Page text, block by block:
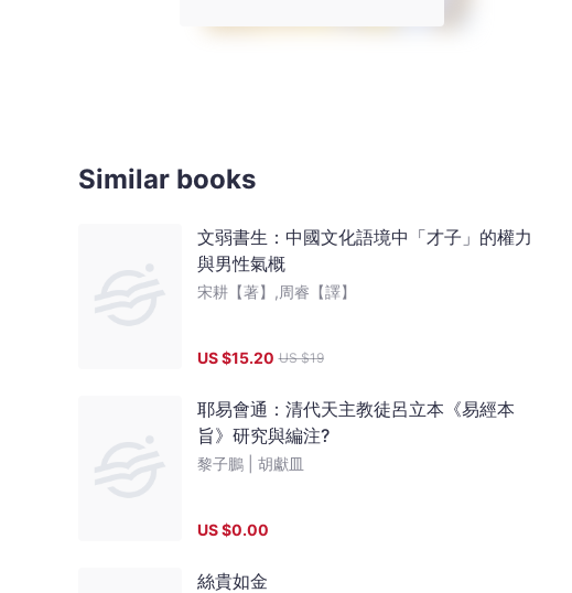
Similar books
文弱書生：中國文化語境中「才子」的權力
與男性氣概
宋耕【著】,周睿【譯】
US $15.20 US $19
耶易會通：清代天主教徒呂立本《易經本
旨》研究與編注?
胡獻皿
US $0.00
絲貴如金